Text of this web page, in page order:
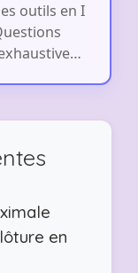
outils en I
en